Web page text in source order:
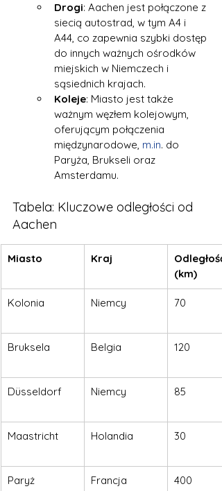
Drogi: Aachen jest połączone z
siecią autostrad, w tym A4 i
A44, co zapewnia szybki dostęp
do innych ważnych ośrodków
miejskich w Niemczech i
sąsiednich krajach.
Koleje: Miasto jest także
ważnym węzłem kolejowym,
oferującym połączenia
międzynarodowe, m.in. do
Paryża, Brukseli oraz
Amsterdamu.
Tabela: Kluczowe odległości od
Aachen
Miasto Kraj
Odległość
(km)
Kolonia Niemcy 70
Bruksela Belgia 120
Düsseldorf Niemcy 85
Maastricht Holandia 30
Paryż Francja 400